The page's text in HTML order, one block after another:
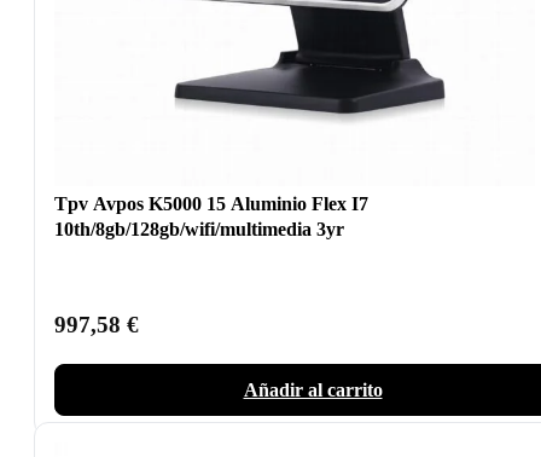
Tpv Avpos K5000 15 Aluminio Flex I7
10th/8gb/128gb/wifi/multimedia 3yr
997,58 €
Añadir al carrito